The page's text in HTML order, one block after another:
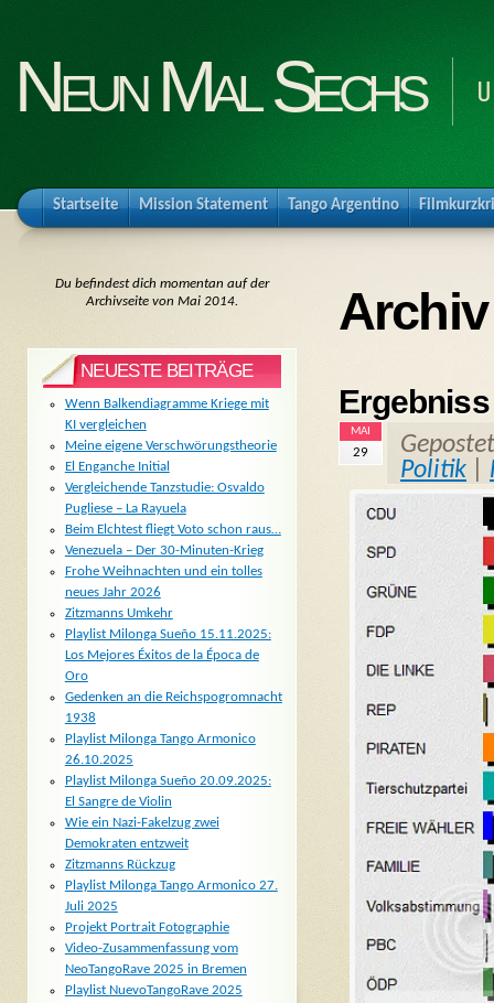
Neun Mal Sechs
Startseite Mission Statement Tango Argentino
Archiv
MAI
29
Politik
Du befindest dich momentan auf der
Archivseite von Mai 2014.
NEUESTE BEITRÄGE
Wenn Balkendiagramme Kriege mit
KI vergleichen
Meine eigene Verschwörungstheorie
El Enganche Initial
Vergleichende Tanzstudie: Osvaldo
Pugliese – La Rayuela
Beim Elchtest fliegt Voto schon raus…
Venezuela – Der 30-Minuten-Krieg
Frohe Weihnachten und ein tolles
neues Jahr 2026
Zitzmanns Umkehr
Playlist Milonga Sueño 15.11.2025:
Los Mejores Éxitos de la Época de
Oro
Gedenken an die Reichspogromnacht
1938
Playlist Milonga Tango Armonico
26.10.2025
Playlist Milonga Sueño 20.09.2025:
El Sangre de Violin
Wie ein Nazi-Fakelzug zwei
Demokraten entzweit
Zitzmanns Rückzug
Playlist Milonga Tango Armonico 27.
Juli 2025
Projekt Portrait Fotographie
Video-Zusammenfassung vom
NeoTangoRave 2025 in Bremen
Playlist NuevoTangoRave 2025